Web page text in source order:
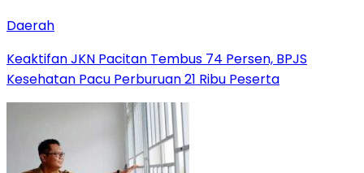
Daerah
Keaktifan JKN Pacitan Tembus 74 Persen, BPJS
Kesehatan Pacu Perburuan 21 Ribu Peserta